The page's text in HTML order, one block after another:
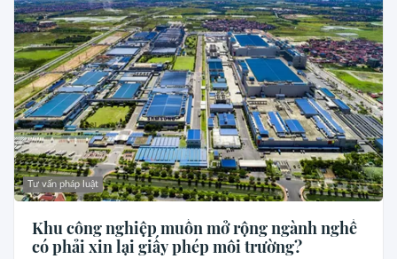
Tư vấn pháp luật
Khu công nghiệp muốn mở rộng ngành nghề
có phải xin lại giấy phép môi trường?